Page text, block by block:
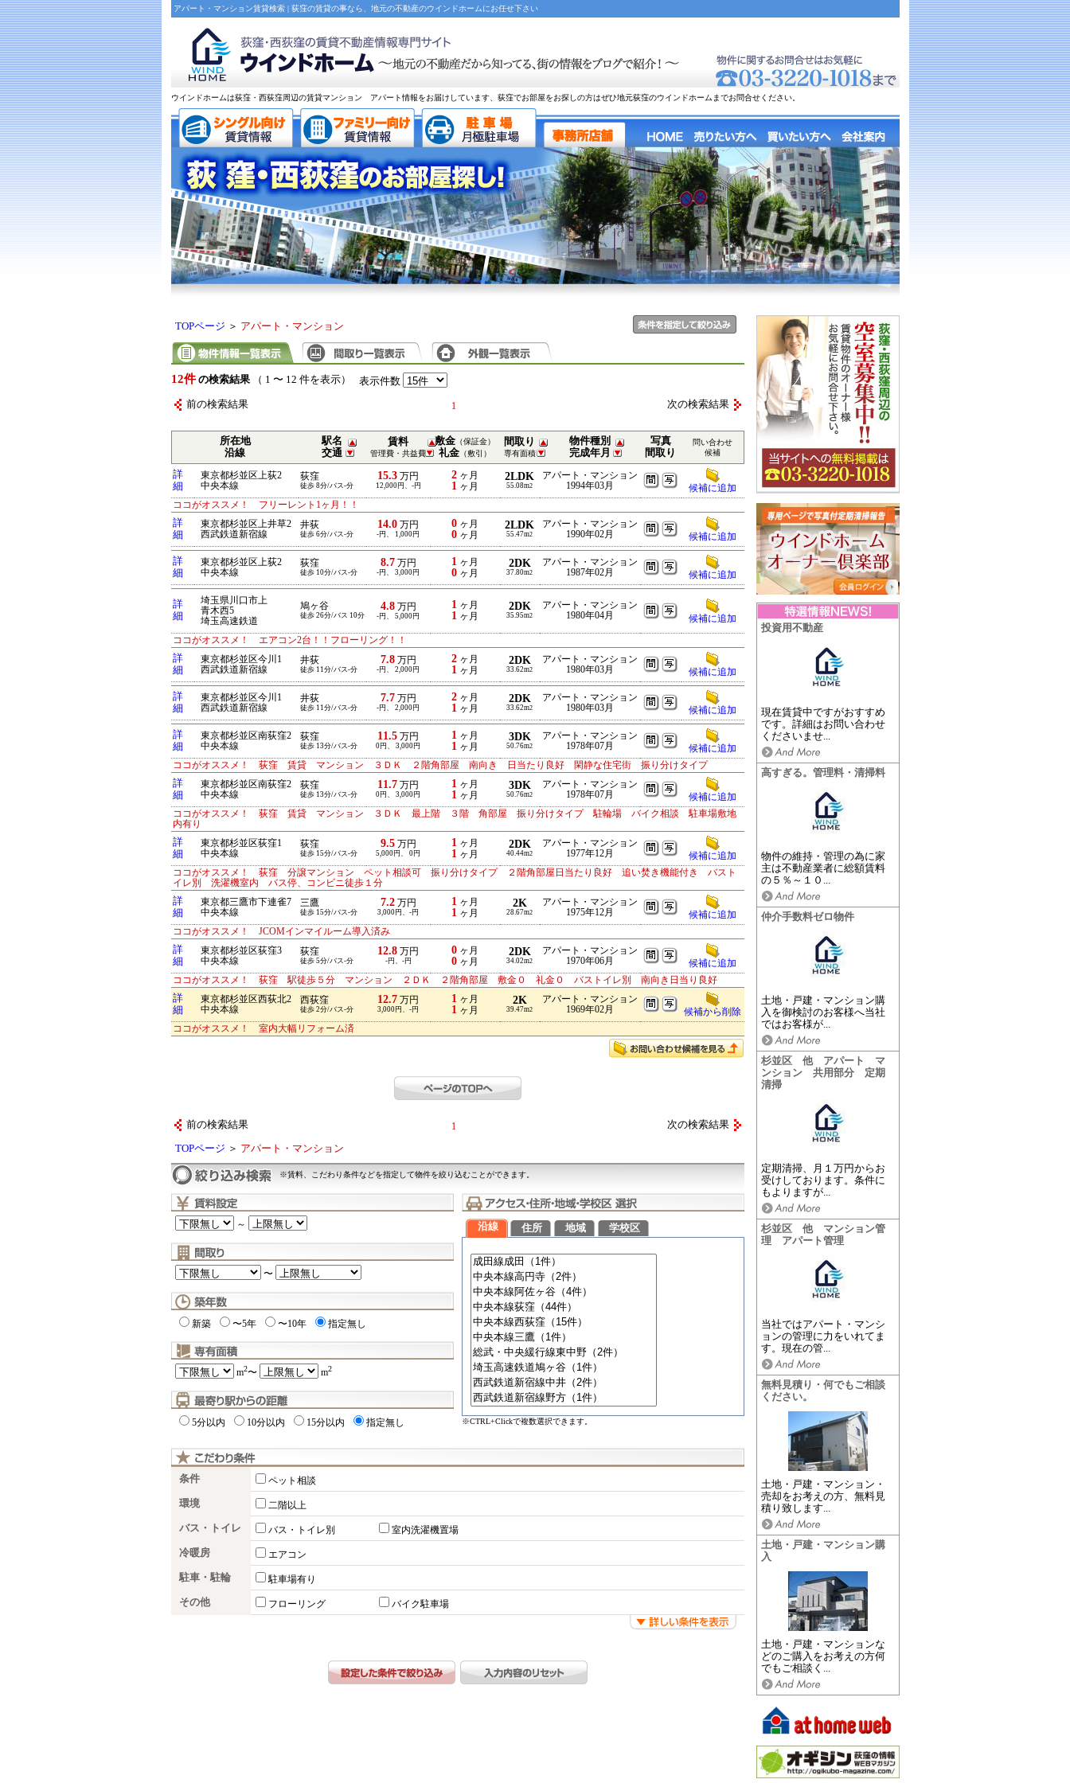
アパート・マンション賃貸検索 | 荻窪の賃貸の事なら、地元の不動産のウインドホームにお任せ下さい
ウインドホームは荻窪・西荻窪周辺の賃貸マンション アパート情報をお届けしています、荻窪でお部屋をお探しの方はぜひ地元荻窪のウインドホームまでお問合せください。
投資用不動産
現在賃貸中ですがおすすめ
です。詳細はお問い合わせ
くださいませ...
高すぎる。管理料・清掃料
物件の維持・管理の為に家
主は不動産業者に総額賃料
の５％～１０...
仲介手数料ゼロ物件
土地・戸建・マンション購
入を御検討のお客様へ当社
ではお客様が...
杉並区 他 アパート マ
ンション 共用部分 定期
清掃
定期清掃、月１万円からお
受けしております。条件に
もよりますが...
杉並区 他 マンション管
理 アパート管理
当社ではアパート・マンシ
ョンの管理に力をいれてま
す。現在の管...
無料見積り・何でもご相談
ください。
土地・戸建・マンション・
売却をお考えの方、無料見
積り致します...
土地・戸建・マンション購
入
土地・戸建・マンションな
どのご購入をお考えの方何
でもご相談く...
TOPページ ＞ アパート・マンション
12件 の検索結果（ 1 〜 12 件を表示） 表示件数
前の検索結果 1 次の検索結果
所在地
沿線
駅名
交通
賃料
管理費・共益費
敷金 （保証金）
礼金 （敷引）
間取り
専有面積
物件種別
完成年月
写真
間取り
問い合わせ
候補
詳
細
東京都杉並区上荻2
中央本線
荻窪
徒歩 8分/バス-分
15.3 万円
12,000円、-円
2 ヶ月
1 ヶ月
2LDK
55.08m2
アパート・マンション
1994年03月
候補に追加
ココがオススメ！ フリーレント1ヶ月！！
詳
細
東京都杉並区上井草2
西武鉄道新宿線
井荻
徒歩 6分/バス-分
14.0 万円
-円、 1,000円
0 ヶ月
0 ヶ月
2LDK
55.47m2
アパート・マンション
1990年02月
候補に追加
詳
細
東京都杉並区上荻2
中央本線
荻窪
徒歩 10分/バス-分
8.7万円
-円、 3,000円
1 ヶ月
0 ヶ月
2DK
37.80m2
アパート・マンション
1987年02月
候補に追加
詳
細
埼玉県川口市上
青木西5
埼玉高速鉄道
鳩ヶ谷
徒歩 26分/バス 10分
4.8万円
-円、 5,000円
1 ヶ月
1 ヶ月
2DK
35.95m2
アパート・マンション
1980年04月
候補に追加
ココがオススメ！ エアコン2台！！フローリング！！
詳
細
東京都杉並区今川1
西武鉄道新宿線
井荻
徒歩 11分/バス-分
7.8万円
-円、 2,000円
2 ヶ月
1 ヶ月
2DK
33.62m2
アパート・マンション
1980年03月
候補に追加
詳
細
東京都杉並区今川1
西武鉄道新宿線
井荻
徒歩 11分/バス-分
7.7万円
-円、 2,000円
2 ヶ月
1 ヶ月
2DK
33.62m2
アパート・マンション
1980年03月
候補に追加
詳
細
東京都杉並区南荻窪2
中央本線
荻窪
徒歩 13分/バス-分
11.5 万円
0円、 3,000円
1 ヶ月
1 ヶ月
3DK
50.76m2
アパート・マンション
1978年07月
候補に追加
ココがオススメ！ 荻窪 賃貸 マンション ３ＤＫ ２階角部屋 南向き 日当たり良好 閑静な住宅街 振り分けタイプ
詳
細
東京都杉並区南荻窪2
中央本線
荻窪
徒歩 13分/バス-分
11.7 万円
0円、 3,000円
1 ヶ月
1 ヶ月
3DK
50.76m2
アパート・マンション
1978年07月
候補に追加
ココがオススメ！ 荻窪 賃貸 マンション ３ＤＫ 最上階 ３階 角部屋 振り分けタイプ 駐輪場 バイク相談 駐車場敷地
内有り
詳
細
東京都杉並区荻窪1
中央本線
荻窪
徒歩 15分/バス-分
9.5万円
5,000円、 0円
1 ヶ月
1 ヶ月
2DK
40.44m2
アパート・マンション
1977年12月
候補に追加
ココがオススメ！ 荻窪 分譲マンション ペット相談可 振り分けタイプ ２階角部屋日当たり良好 追い焚き機能付き バスト
イレ別 洗濯機室内 バス停、コンビニ徒歩１分
詳
細
東京都三鷹市下連雀7
中央本線
三鷹
徒歩 15分/バス-分
7.2万円
3,000円、-円
1 ヶ月
1 ヶ月
2K
28.67m2
アパート・マンション
1975年12月
候補に追加
ココがオススメ！ JCOMインマイルーム導入済み
詳
細
東京都杉並区荻窪3
中央本線
荻窪
徒歩 5分/バス-分
12.8 万円
-円、-円
0 ヶ月
0 ヶ月
2DK
34.02m2
アパート・マンション
1970年06月
候補に追加
ココがオススメ！ 荻窪 駅徒歩５分 マンション ２ＤＫ ２階角部屋 敷金０ 礼金０ バストイレ別 南向き日当り良好
詳
細
東京都杉並区西荻北2
中央本線
西荻窪
徒歩 2分/バス-分
12.7 万円
3,000円、-円
1 ヶ月
1 ヶ月
2K
39.47m2
アパート・マンション
1969年02月
候補から削除
ココがオススメ！ 室内大幅リフォーム済
前の検索結果 1 次の検索結果
TOPページ ＞ アパート・マンション
※賃料、こだわり条件などを指定して物件を絞り込むことができます。
～
〜
新築 〜5年 〜10年 指定無し
m2〜 m2
5分以内 10分以内 15分以内 指定無し
沿線 住所 地域 学校区
※CTRL+Clickで複数選択できます。
条件 ペット相談
環境 二階以上
バス・トイレ バス・トイレ別 室内洗濯機置場
冷暖房 エアコン
駐車・駐輪 駐車場有り
その他 フローリング バイク駐車場